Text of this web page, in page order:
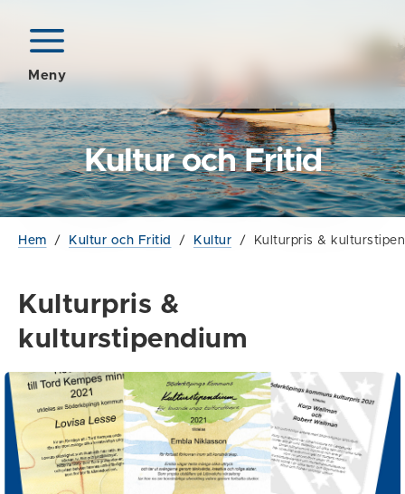
Meny
Kultur och Fritid
Hem / Kultur och Fritid / Kultur / Kulturpris &
Kulturpris &
kulturstipendium